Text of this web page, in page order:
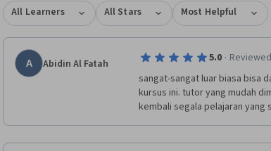
All Learners All Stars Most Helpful
A Abidin Al Fatah 5.0 ·
sangat-sangat luar biasa bisa
kursus ini. tutor yang mudah
kembali segala pelajaran yang